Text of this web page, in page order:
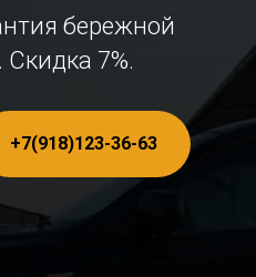
бережной
Скидка 7%.
+7(918)123-36-63